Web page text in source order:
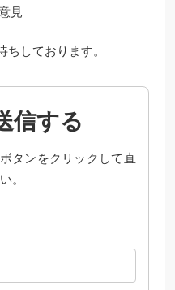
見
しております。
信する
タンをクリックして直
。